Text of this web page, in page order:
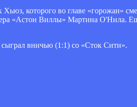
Хьюз, которого во главе «горожан»
«Астон Виллы» Мартина О'Нила.
вничью (1:1) со «Сток Сити».